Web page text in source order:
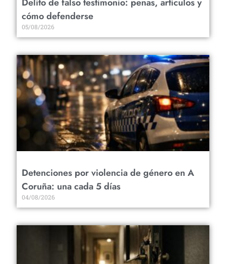
cómo defenderse
05/08/2026
Detenciones por violencia de género en A
Coruña: una cada 5 días
04/08/2026